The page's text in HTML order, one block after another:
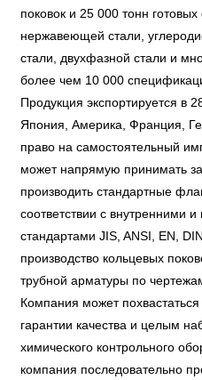
поковок и 25 000 тонн
нержавеющей стали,
стали, двухфазной стали и
более чем 10 000
Продукция экспортируется в
Япония, Америка, Франция,
право на самостоятельный
может напрямую принимать
производить стандартные
соответствии с внутренними
стандартами JIS, ANSI, EN,
производство кольцевых
трубной арматуры по
Компания может
гарантии качества и целым
химического контрольного
компания последовательно